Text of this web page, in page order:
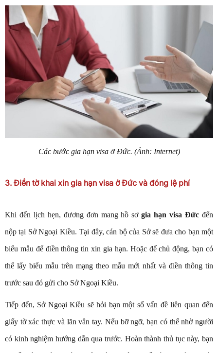
Các bước gia hạn visa ở Đức. (Ảnh: Internet)
3. Điền tờ khai xin gia hạn visa ở Đức và đóng lệ phí
Khi đến lịch hẹn, đương đơn mang hồ sơgia hạn visa Đức đến
nộp tại Sở Ngoại Kiều. Tại đây, cán bộ của Sở sẽ đưa cho bạn một
biểu mẫu để điền thông tin xin gia hạn. Hoặc để chủ động, bạn có
thể lấy biểu mẫu trên mạng theo mẫu mới nhất và điền thông tin
trước sau đó gửi cho Sở Ngoại Kiều.
Tiếp đến, Sở Ngoại Kiều sẽ hỏi bạn một số vấn đề liên quan đến
giấy tờ xác thực và lăn vân tay. Nếu bỡ ngỡ, bạn có thể nhờ người
có kinh nghiệm hướng dẫn qua trước. Hoàn thành thủ tục này, bạn